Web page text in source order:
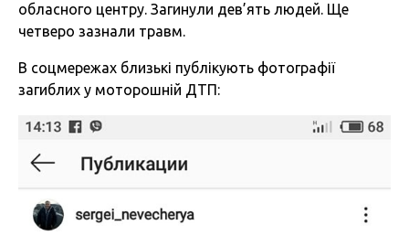
обласного центру. Загинули дев’ять людей. Ще
четверо зазнали травм.
В соцмережах близькі публікують фотографії
загиблих у моторошній ДТП: